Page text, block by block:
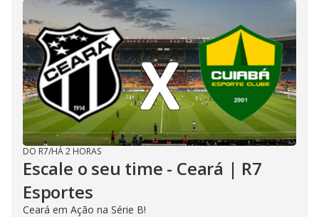
DO R7/HÁ 2 HORAS
Escale o seu time - Ceará | R7
Esportes
Ceará em Ação na Série B!